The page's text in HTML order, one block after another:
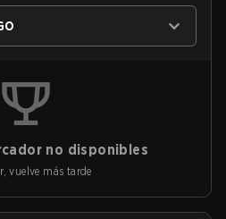
no disponibles
vuelve más tarde